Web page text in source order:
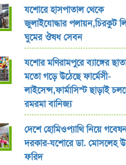
যশোরে হাসপাতাল থেকে
জুলাইযোদ্ধার পলায়ন,চিরকুট
ঘুমের ঔষধ সেবন
যশোর ‎মণিরামপুরে ব্যাঙ্গের
মতো গড়ে উঠেছে ফার্মেসী-
লাইসেন্স,ফার্মাসিস্ট ছাড়াই
রমরমা বানিজ্য ‎
দেশে হোমিওপ্যাথি নিয়ে
দরকার-যশোরে ডা. মোসলেহ
ফরিদ